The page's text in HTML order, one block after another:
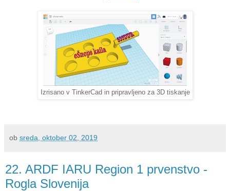
Izrisano v TinkerCad in pripravljeno za 3D tiskanje
ob sreda, oktober 02, 2019
22. ARDF IARU Region 1 prvenstvo -
Rogla Slovenija